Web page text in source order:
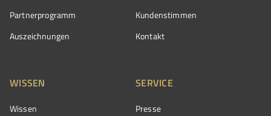
Partnerprogramm
Auszeichnungen
Kundenstimmen
Kontakt
WISSEN
Wissen
SERVICE
Presse